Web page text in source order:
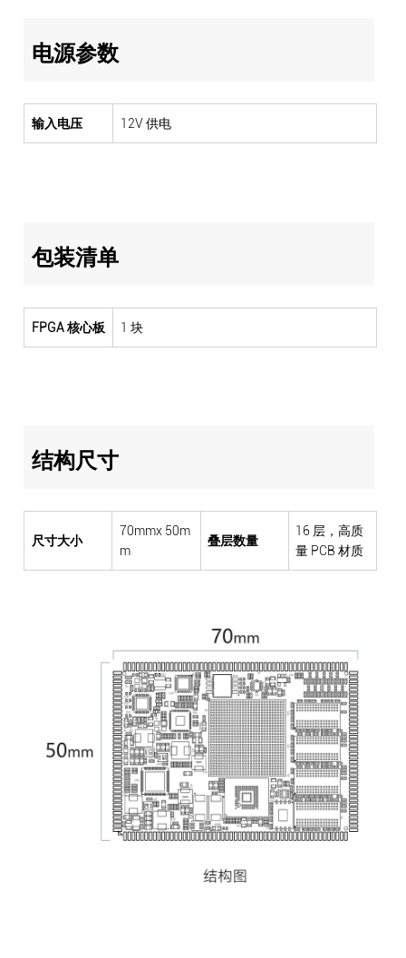
电源参数
输入电压 12V 供电
包装清单
FPGA 核心板 1 块
结构尺寸
尺寸大小
70mmx 50m
m
叠层数量
16 层，高质
量 PCB 材质